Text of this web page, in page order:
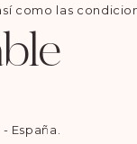
como las
España.